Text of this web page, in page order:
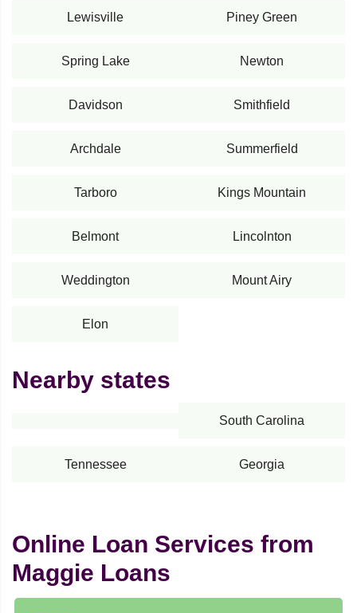
Lewisville Piney Green
Spring Lake Newton
Davidson Smithfield
Archdale Summerfield
Tarboro Kings Mountain
Belmont Lincolnton
Weddington Mount Airy
Elon
Nearby states
South Carolina
Tennessee Georgia
Online Loan Services from
Maggie Loans